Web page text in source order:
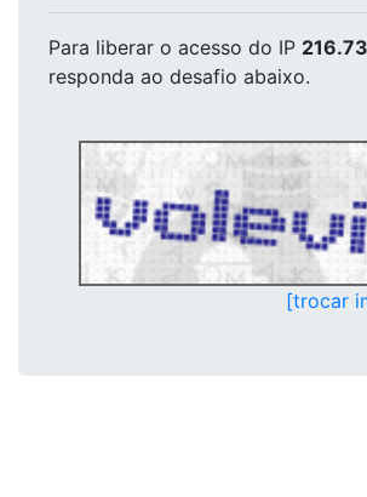
Para liberar o acesso do IP
responda ao desafio abaixo.
[trocar